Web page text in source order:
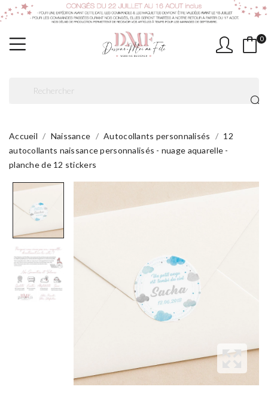
0
Accueil Naissance Autocollants personnalisés
12
autocollants naissance personnalisés - nuage aquarelle -
planche de 12 stickers